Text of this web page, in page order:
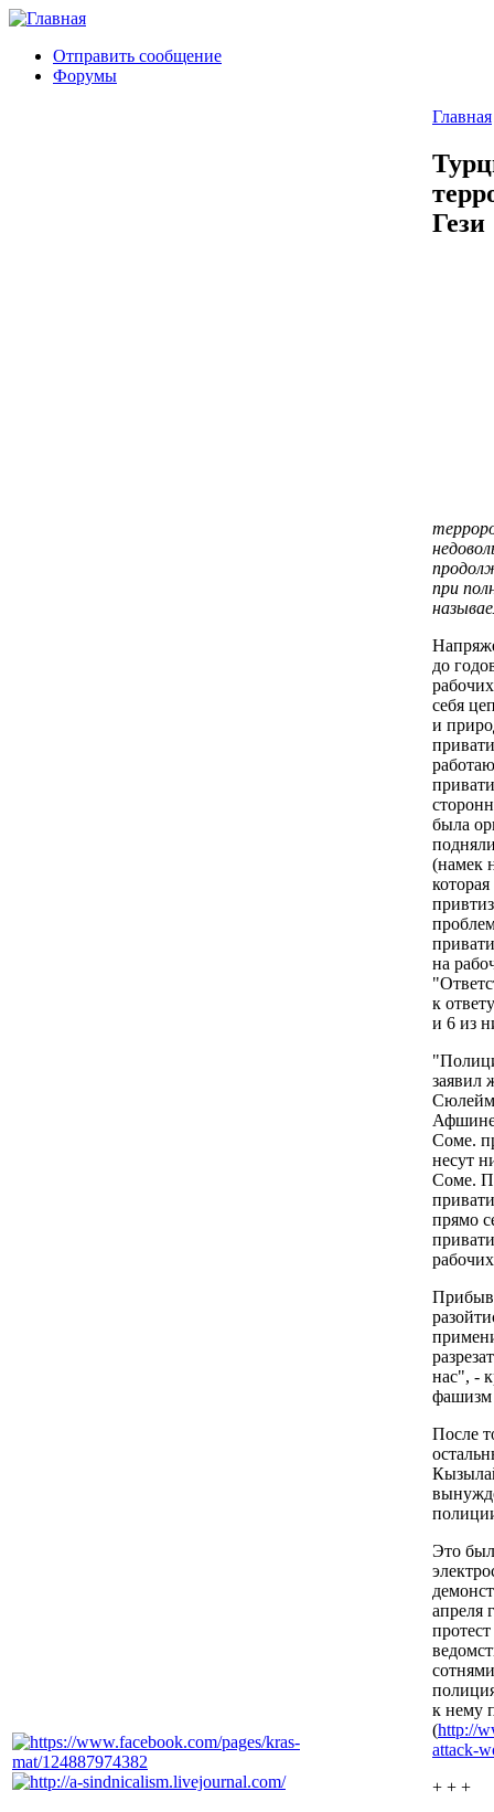
Отправить сообщение
Форумы
Главная
Гези
при
до
себя
и
была
(намек
на
к
и 6 из
заявил
Соме.
несут
Соме.
прямо
нас", -
фашизм
После
Это
апреля
к нему
(http://
attack-
+ + +